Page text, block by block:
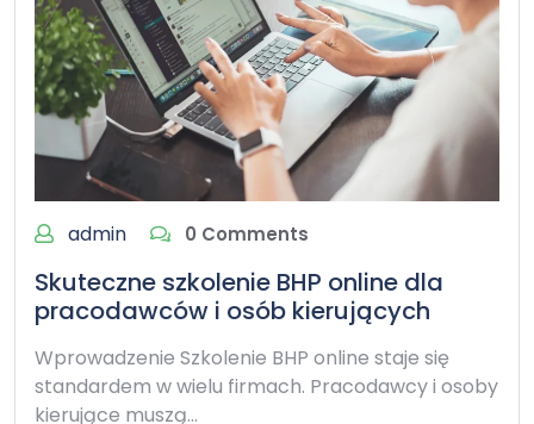
admin 0 Comments
Skuteczne szkolenie BHP online dla
pracodawców i osób kierujących
Wprowadzenie Szkolenie BHP online staje się
standardem w wielu firmach. Pracodawcy i osoby
kierujące muszą…